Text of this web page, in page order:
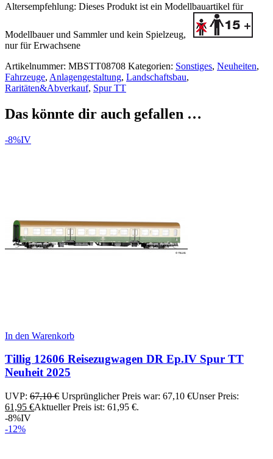
Altersempfehlung: Dieses Produkt ist ein Modellbauartikel für
Modellbauer und Sammlerund kein Spielzeug,
nur für Erwachsene
Artikelnummer: MBSTT08708 Kategorien: Sonstiges, Neuheiten,
Fahrzeuge, Anlagengestaltung, Landschaftsbau,
Raritäten&Abverkauf, Spur TT
Das könnte dir auch gefallen …
-8%IV
In den Warenkorb
Tillig 12606 Reisezugwagen DR Ep.IV Spur TT
Neuheit 2025
UVP: 67,10€ Ursprünglicher Preis war: 67,10 €Unser Preis:
61,95 €Aktueller Preis ist: 61,95 €.
-8%IV
-12%